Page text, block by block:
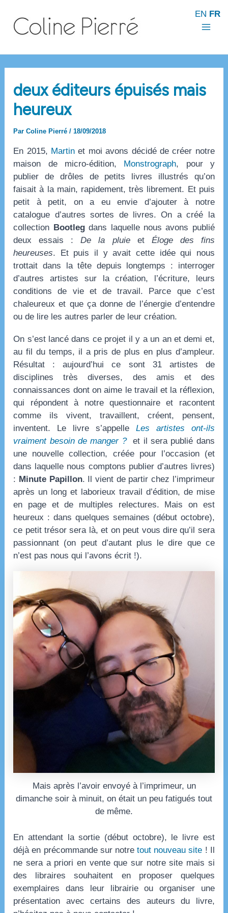
contenu
deux éditeurs épuisés mais
heureux
ParColine Pierré/18/09/2018
En 2015, Martinet moi avons décidé de créer notre
maison de micro-édition, Monstrograph, pour y
publier de drôles de petits livres illustrés qu’on
faisait à la main, rapidement, très librement. Et puis
petit à petit, on a eu envie d’ajouter à notre
catalogue d’autres sortes de livres. On a créé la
collection Bootlegdans laquelle nous avons publié
deux essais :De la pluie et Éloge des fins
heureuses. Et puis il y avait cette idée qui nous
trottait dans la tête depuis longtemps : interroger
d’autres artistes sur la création, l’écriture, leurs
conditions de vie et de travail. Parce que c’est
chaleureux et que ça donne de l’énergie d’entendre
ou de lire les autres parler de leur création.
On s’est lancé dans ce projet il y a un an et demi et,
au fil du temps, il a pris de plus en plus d’ampleur.
Résultat : aujourd’hui ce sont 31 artistes de
disciplines très diverses, des amis et des
connaissances dont on aime le travail et la réflexion,
qui répondent à notre questionnaire et racontent
comme ils vivent, travaillent, créent, pensent,
inventent. Le livre s’appelle Les artistes ont-ils
vraiment besoin de manger ?et il sera publié dans
une nouvelle collection, créée pour l’occasion (et
dans laquelle nous comptons publier d’autres livres)
: Minute Papillon. Il vient de partir chez l’imprimeur
après un long et laborieux travail d’édition, de mise
en page et de multiples relectures. Mais on est
heureux : dans quelques semaines (début octobre),
ce petit trésor sera là, et on peut vous dire qu’il sera
passionnant (on peut d’autant plus le dire que ce
n’est pas nous qui l’avons écrit !).
Mais après l’avoir envoyé à l’imprimeur, un
dimanche soir à minuit, on était un peu fatigués tout
de même.
En attendant la sortie (début octobre), le livre est
déjà en précommande sur notretout nouveau site ! Il
ne sera a priori en vente que sur notre site mais si
des libraires souhaitent en proposer quelques
exemplaires dans leur librairie ou organiser une
présentation avec certains des auteurs du livre,
EN FR